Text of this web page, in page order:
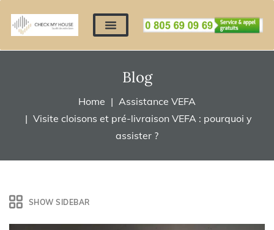
Blog
Home
Assistance VEFA
Visite cloisons et pré-livraison VEFA : pourquoi y
assister ?
SHOW SIDEBAR